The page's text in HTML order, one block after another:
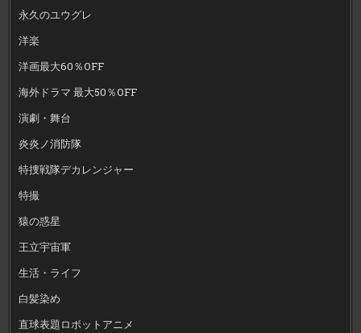
永久のユウグレ
洋楽
洋画最大60％OFF
海外ドラマ 最大50％OFF
演劇・舞台
炎炎ノ消防隊
特捜戦隊デカレンジャー
特撮
猿の惑星
王立宇宙軍
生活・ライフ
白髪染め
直球表題ロボットアニメ